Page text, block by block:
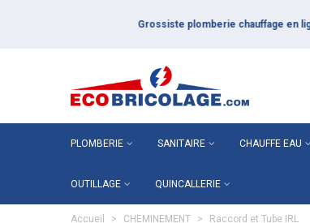
Grossiste plomberie chauffage en ligne ECO-
PLOMBERIE SANITAIRE CHAUFFE EAU
OUTILLAGE QUINCALLERIE
Accueil > CHEMINEMENT > Raccord et Tube IRL